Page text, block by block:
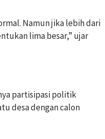
Namun jika lebih dari
lima besar,” ujar
partisipasi politik
desa dengan calon